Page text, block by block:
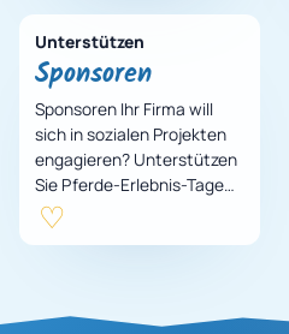
Unterstützen
Sponsoren
Sponsoren Ihr Firma will
sich in sozialen Projekten
engagieren? Unterstützen
Sie Pferde-Erlebnis-Tage
für Kinder aus
benachteiligten Familien